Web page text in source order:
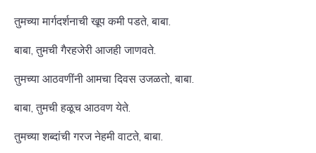
तुमच्या मार्गदर्शनाची खूप कमी पडते, बाबा.
बाबा, तुमची गैरहजेरी आजही जाणवते.
तुमच्या आठवणींनी आमचा दिवस उजळतो, बाबा.
बाबा, तुमची हळूच आठवण येते.
तुमच्या शब्दांची गरज नेहमी वाटते, बाबा.